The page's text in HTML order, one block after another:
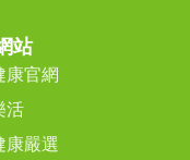
站
康官網
活
康嚴選